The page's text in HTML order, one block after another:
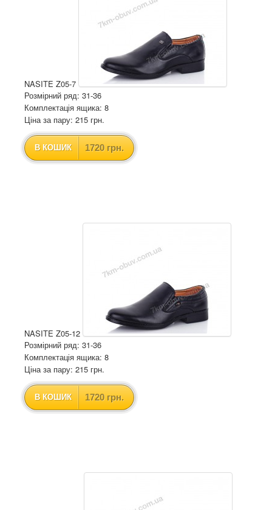
NASITE Z05-7
Розмірний ряд: 31-36
Комплектація ящика: 8
Ціна за пару: 215 грн.
В КОШИК 1720 грн.
NASITE Z05-12
Розмірний ряд: 31-36
Комплектація ящика: 8
Ціна за пару: 215 грн.
В КОШИК 1720 грн.